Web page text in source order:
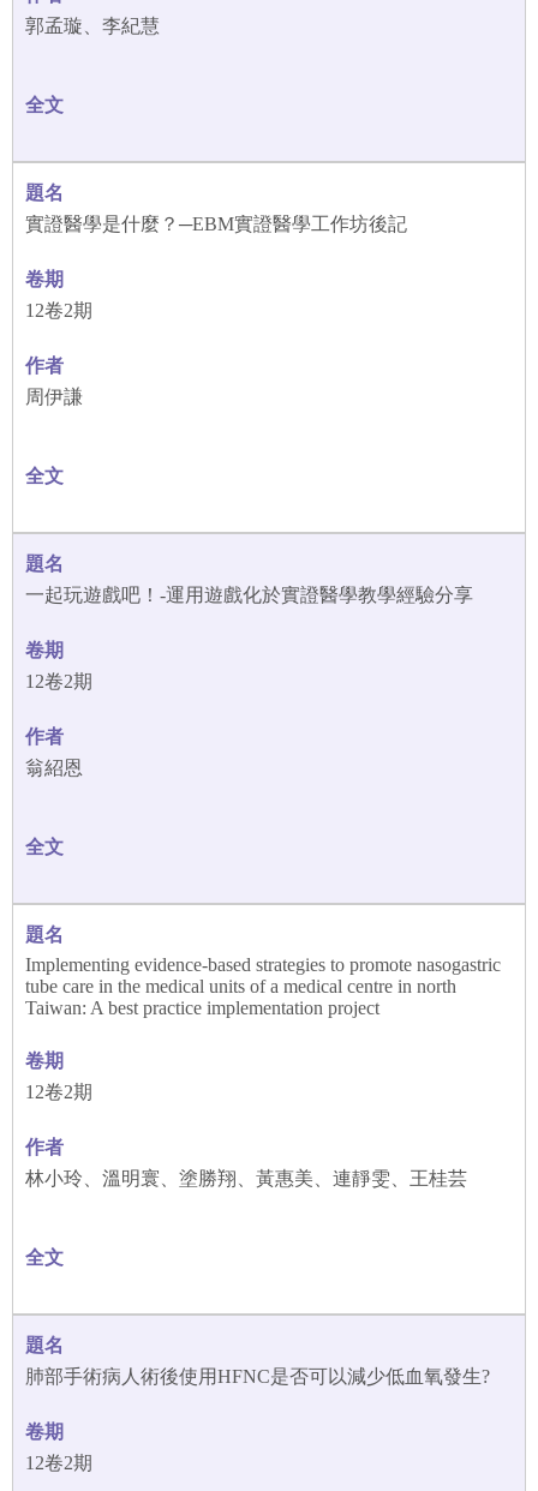
郭孟璇、李紀慧
實證醫學是什麼？─EBM實證醫學工作坊後記
12卷2期
周伊謙
一起玩遊戲吧！-運用遊戲化於實證醫學教學經驗分享
12卷2期
翁紹恩
Implementing evidence-based strategies to promote nasogastric
tube care in the medical units of a medical centre in north
Taiwan: A best practice implementation project
12卷2期
林小玲、溫明寰、塗勝翔、黃惠美、連靜雯、王桂芸
肺部手術病人術後使用HFNC是否可以減少低血氧發生?
12卷2期